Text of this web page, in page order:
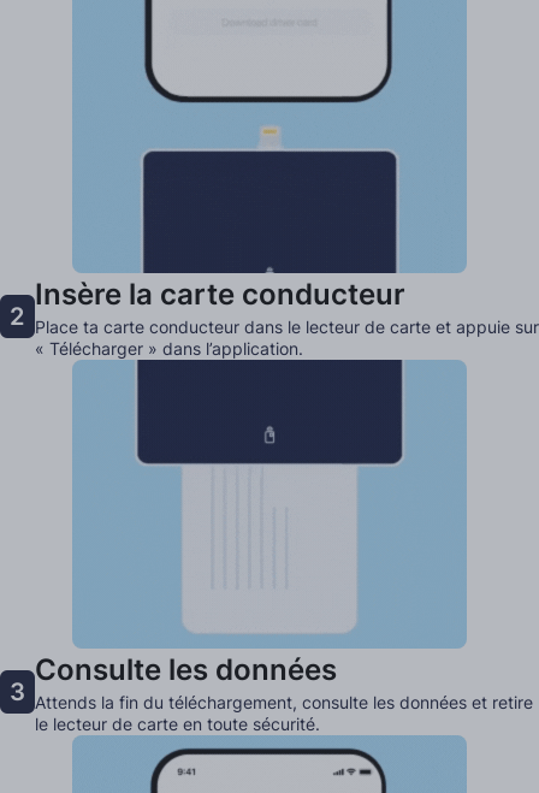
2
Insère la carte conducteur
Place ta carte conducteur dans le lecteur de carte et appuie sur
« Télécharger » dans l’application.
3
Consulte les données
Attends la fin du téléchargement, consulte les données et retire
le lecteur de carte en toute sécurité.